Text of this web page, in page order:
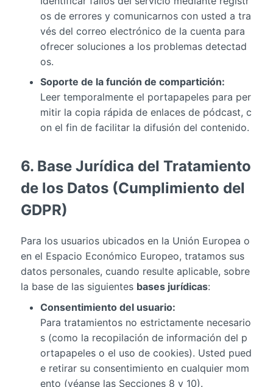
os de errores y comunicarnos con usted a tra
vés del correo electrónico de la cuenta para
ofrecer soluciones a los problemas detectad
os.
Soporte de la función de compartición:
Leer temporalmente el portapapeles para per
mitir la copia rápida de enlaces de pódcast, c
on el fin de facilitar la difusión del contenido.
6. Base Jurídica del Tratamiento
de los Datos (Cumplimiento del
GDPR)
Para los usuarios ubicados en la Unión Europea o
en el Espacio Económico Europeo, tratamos sus
datos personales, cuando resulte aplicable, sobre
la base de las siguientes bases jurídicas:
Consentimiento del usuario:
Para tratamientos no estrictamente necesario
s (como la recopilación de información del p
ortapapeles o el uso de cookies). Usted pued
e retirar su consentimiento en cualquier mom
ento (véanse las Secciones 8 y 10).